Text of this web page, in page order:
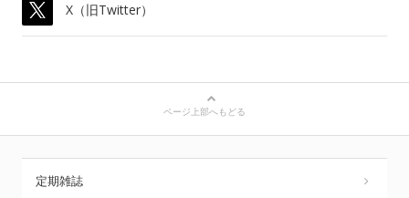
X（旧Twitter）
ページ上部へもどる
定期雑誌